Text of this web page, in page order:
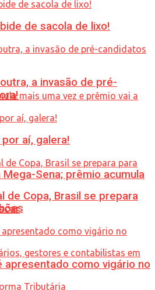
Sena; prêmio acumula
de sacola de lixo!
a invasão de pré-
aí, galera!
de Copa, Brasil se prepara
apresentado como vigário no